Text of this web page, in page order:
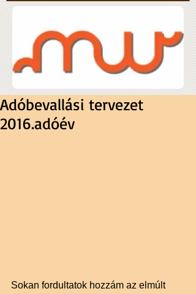
Adóbevallási tervezet
2016.adóév
Sokan fordultatok hozzám az elmúlt